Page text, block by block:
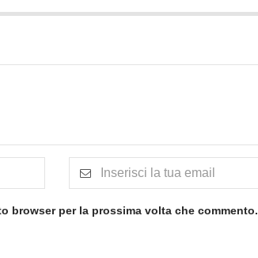
browser per la prossima volta che commento.